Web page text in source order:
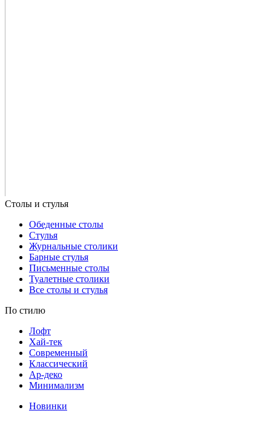
Обеденные столы
Стулья
Журнальные столики
Барные стулья
Письменные столы
Туалетные столики